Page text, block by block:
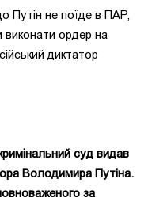
Путін не поїде в ПАР,
ордер на
диктатор
суд видав
Володимира Путіна.
за